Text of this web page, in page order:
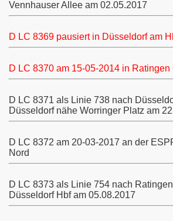
Vennhauser Allee am 02.05.2017
D LC 8369 pausiert in Düsseldorf am
D LC 8370 am 15-05-2014 in Ratingen
D LC 8371 als Linie 738 nach
Düsseldorf nähe Worringer Platz am
D LC 8372 am 20-03-2017 an der
Nord
D LC 8373 als Linie 754 nach
Düsseldorf Hbf am 05.08.2017